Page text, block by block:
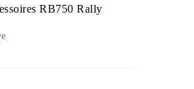
RB750 Rally